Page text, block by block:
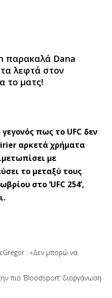
παρακαλά Dana
λεφτά στον
το ματς!
πως το UFC δεν
αρκετά χρήματα
με
το μεταξύ τους
στο ‘UFC 254’,
: «Δεν μπορώ να
πιο ‘Bloodsport’ διοργάνωση